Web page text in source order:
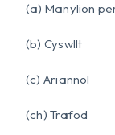
(a) Manylion
(b) Cyswllt
(c) Ariannol
(ch) Trafod